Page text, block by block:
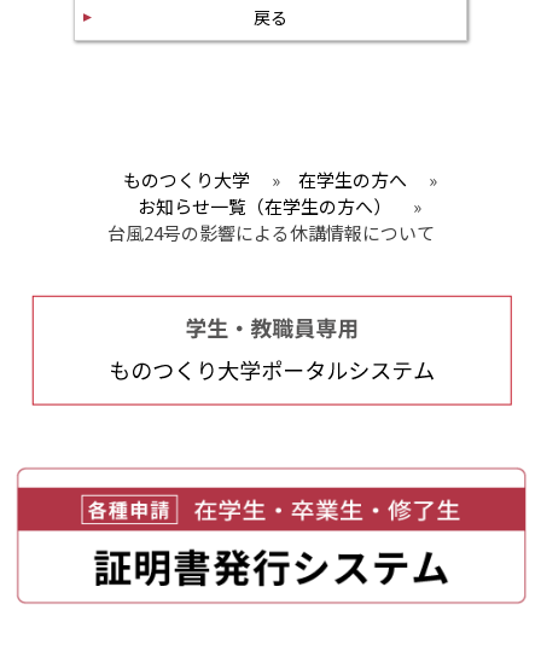
戻る
ものつくり大学 » 在学生の方へ
»
お知らせ一覧（在学生の方へ）
»
台風24号の影響による休講情報について